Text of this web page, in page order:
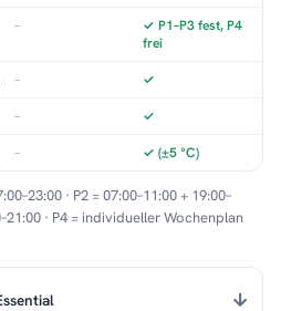
–
✓ P1–P3 fest, P4
frei
– ✓
– ✓
– ✓ (±5 °C)
· P2 = 07:00–11:00 + 19:00–
· P4 = individueller Wochenplan